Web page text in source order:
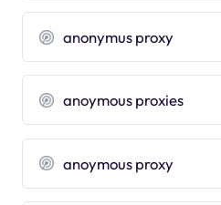
anonymus proxy
anoymous proxies
anoymous proxy